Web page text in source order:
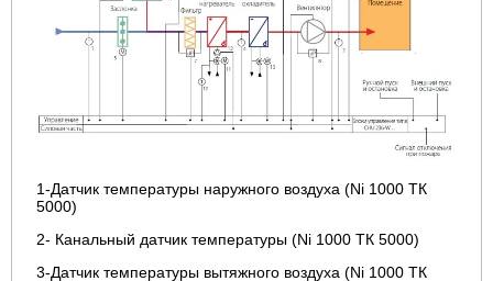
1-Датчик температуры наружного воздуха (Ni 1000 ТК
5000)
2- Канальный датчик температуры (Ni 1000 ТК 5000)
3-Датчик температуры вытяжного воздуха (Ni 1000 ТК